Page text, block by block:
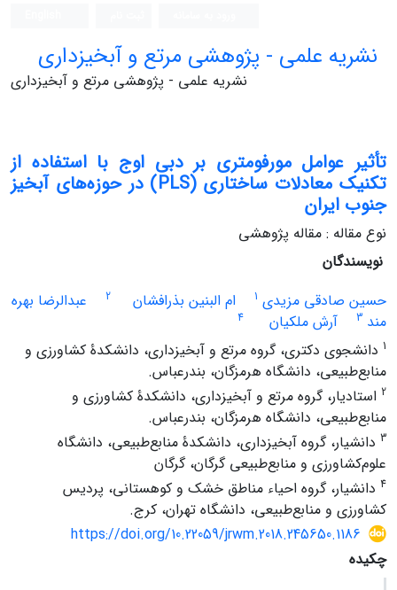
نشریه علمی - پژوهشی مرتع و آبخیزداری
نشریه علمی - پژوهشی مرتع و آبخیزداری
تأثیر عوامل مورفومتری بر دبی اوج با استفاده از
تکنیک معادلات ساختاری (PLS) در حوزه‌‌های آبخیز
جنوب ایران
نوع مقاله : مقاله پژوهشی
نویسندگان
حسین صادقی مزیدی 1 ام البنین بذرافشان 2
عبدالرضا بهره
مند 3 آرش ملکیان
4
1 دانشجوی دکتری، گروه مرتع و آبخیزداری، دانشکدۀ کشاورزی و
منابع‌طبیعی، دانشگاه هرمزگان، بندرعباس.
2 استادیار، گروه مرتع و آبخیزداری، دانشکدۀ کشاورزی و
منابع‌طبیعی، دانشگاه هرمزگان، بندرعباس.
3 دانشیار، گروه آبخیزداری، دانشکدۀ منابع‌طبیعی، دانشگاه
علوم‌کشاورزی و منابع‌طبیعی گرگان، گرگان
4 دانشیار، گروه احیاء مناطق خشک و کوهستانی، پردیس
کشاورزی و منابع‌طبیعی، دانشگاه تهران، کرج.
https://doi.org/10.22059/jrwm.2018.245650.1186
چکیده